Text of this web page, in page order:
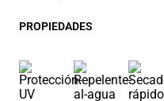
PROPIEDADES